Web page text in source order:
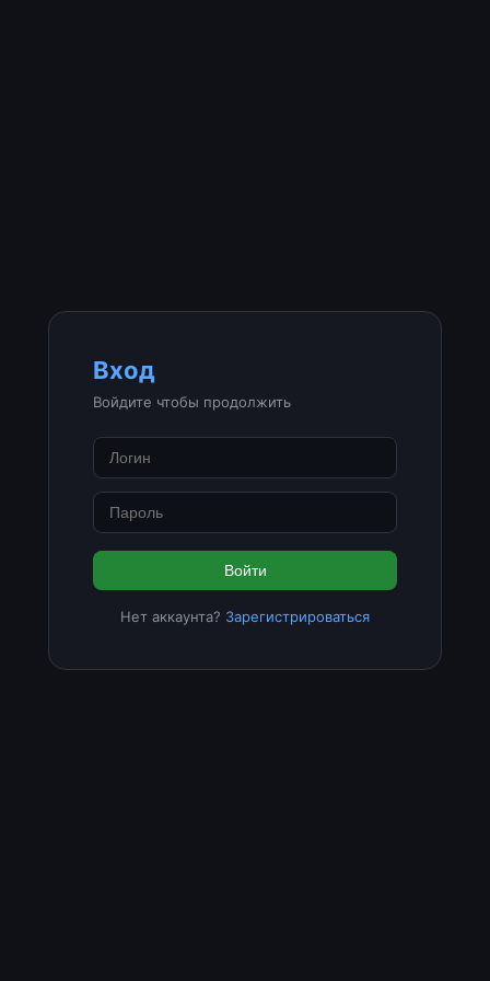
Вход
Войдите чтобы продолжить
Войти
Нет аккаунта? Зарегистрироваться